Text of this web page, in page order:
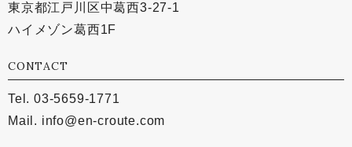
東京都江戸川区中葛西3-27-1
ハイメゾン葛西1F
CONTACT
Tel. 03-5659-1771
Mail. info@en-croute.com